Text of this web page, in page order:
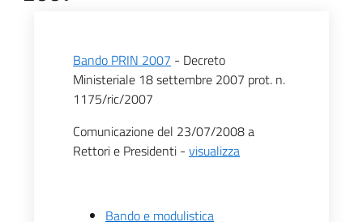
Bando PRIN 2007 - Decreto
Ministeriale 18 settembre 2007 prot. n.
1175/ric/2007
Comunicazione del 23/07/2008 a
Rettori e Presidenti - visualizza
Bando e modulistica